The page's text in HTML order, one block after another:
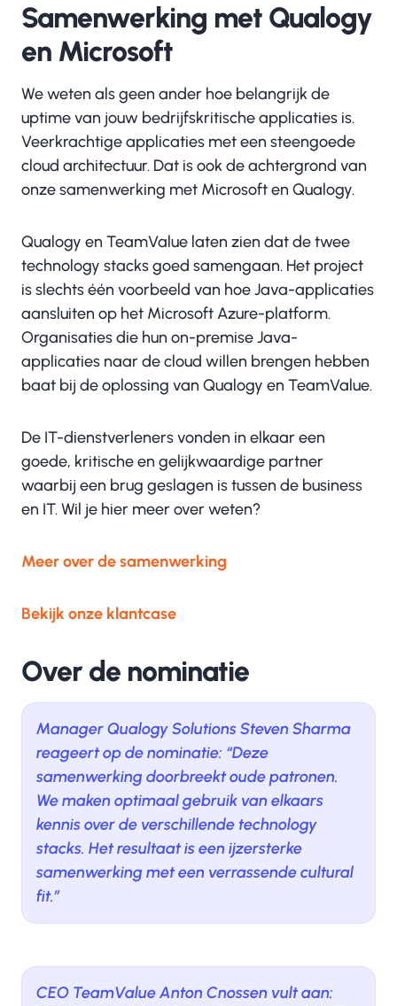
Samenwerking met Qualogy
en Microsoft
We weten als geen ander hoe belangrijk de
uptime van jouw bedrijfskritische applicaties is.
Veerkrachtige applicaties met een steengoede
cloud architectuur. Dat is ook de achtergrond van
onze samenwerking met Microsoft en Qualogy.
Qualogy en TeamValue laten zien dat de twee
technology stacks goed samengaan. Het project
is slechts één voorbeeld van hoe Java-applicaties
aansluiten op het Microsoft Azure-platform.
Organisaties die hun on-premise Java-
applicaties naar de cloud willen brengen hebben
baat bij de oplossing van Qualogy en TeamValue.
De IT-dienstverleners vonden in elkaar een
goede, kritische en gelijkwaardige partner
waarbij een brug geslagen is tussen de business
en IT. Wil je hier meer over weten?
Meer over de samenwerking
Bekijk onze klantcase
Over de nominatie
Manager Qualogy Solutions Steven Sharma
reageert op de nominatie: “Deze
samenwerking doorbreekt oude patronen.
We maken optimaal gebruik van elkaars
kennis over de verschillende technology
stacks. Het resultaat is een ijzersterke
samenwerking met een verrassende cultural
fit.”
CEO TeamValue Anton Cnossen vult aan: